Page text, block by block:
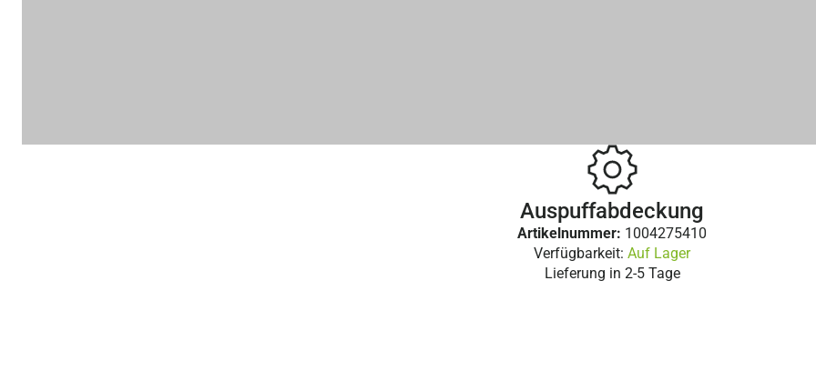
Auspuffabdeckung
Artikelnummer: 1004275410
Verfügbarkeit: Auf Lager
Lieferung in 2-5 Tage